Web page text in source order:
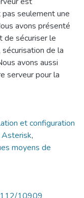
pas seulement une
avons présenté
de sécuriser le
de la
avons aussi
serveur pour la
et configuration
Asterisk,
moyens de